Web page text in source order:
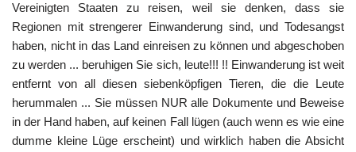
Vereinigten Staaten zu reisen, weil sie denken, dass sie
Regionen mit strengerer Einwanderung sind, und Todesangst
haben, nicht in das Land einreisen zu können und abgeschoben
zu werden ... beruhigen Sie sich, leute!!! !! Einwanderung ist weit
entfernt von all diesen siebenköpfigen Tieren, die die Leute
herummalen ... Sie müssen NUR alle Dokumente und Beweise
in der Hand haben, auf keinen Fall lügen (auch wenn es wie eine
dumme kleine Lüge erscheint) und wirklich haben die Absicht